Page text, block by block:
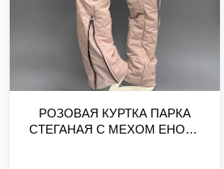
РОЗОВАЯ КУРТКА ПАРКА
СТЕГАНАЯ С МЕХОМ ЕНОТА